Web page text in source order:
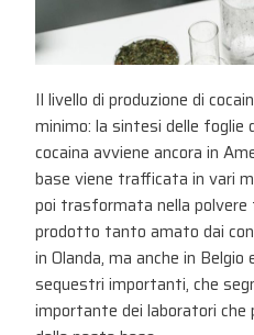
Il livello di produzione di
minimo: la sintesi delle foglie
cocaina avviene ancora in
base viene trafficata in vari
poi trasformata nella polvere
prodotto tanto amato dai
in Olanda, ma anche in
sequestri importanti, che
importante dei laboratori che